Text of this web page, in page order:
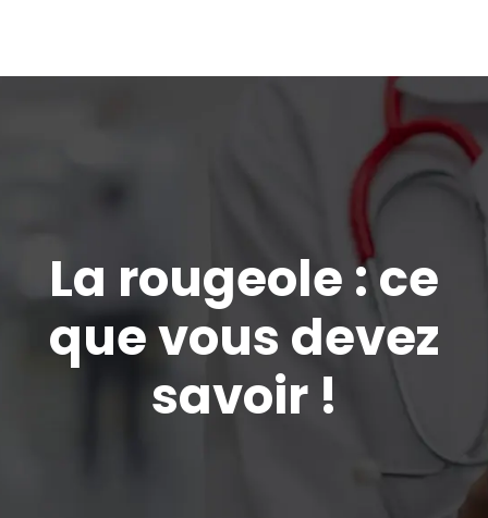
La rougeole : ce
que vous devez
savoir !